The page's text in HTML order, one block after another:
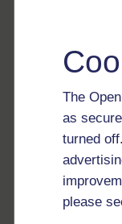
The
as
turned
please